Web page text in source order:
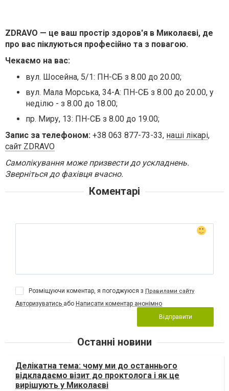
ZDRAVO — це ваш простір здоров'я в Миколаєві, де
про вас піклуються професійно та з повагою.
Чекаємо на вас:
вул. Шосейна, 5/1: ПН-СБ з 8.00 до 20.00;
вул. Мала Морська, 34-А: ПН-СБ з 8.00 до 20.00, у
неділю - з 8.00 до 18.00;
пр. Миру, 13: ПН-СБ з 8.00 до 19.00;
Запис за телефоном: +38 063 877-73-33, наші лікарі,
сайт ZDRAVO
Самолікування може призвести до ускладнень.
Зверніться до фахівця вчасно.
Коментарі
Розміщуючи коментар, я погоджуюся з Правилами сайту
Авторизуватись або Написати коментар анонімно
Відправити
Останні новини
Делікатна тема: чому ми до останнього
відкладаємо візит до проктолога і як це
вирішують у Миколаєві